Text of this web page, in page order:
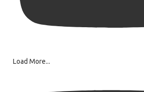
Load More...